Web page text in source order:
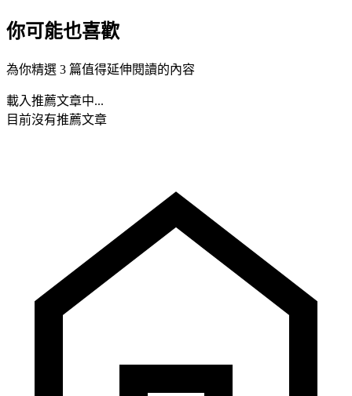
你可能也喜歡
為你精選 3 篇值得延伸閱讀的內容
載入推薦文章中...
目前沒有推薦文章